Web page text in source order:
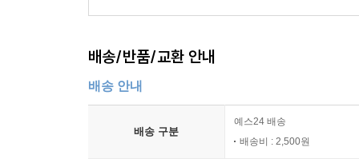
배송/반품/교환 안내
배송 안내
배송 구분
예스24 배송
배송비 : 2,500원